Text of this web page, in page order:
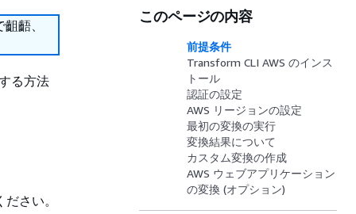
齬、
る方法
さい。
このページの内容
前提条件
Transform CLI AWS のインス
トール
認証の設定
AWS リージョンの設定
最初の変換の実行
変換結果について
カスタム変換の作成
AWS ウェブアプリケーション
の変換 (オプション)